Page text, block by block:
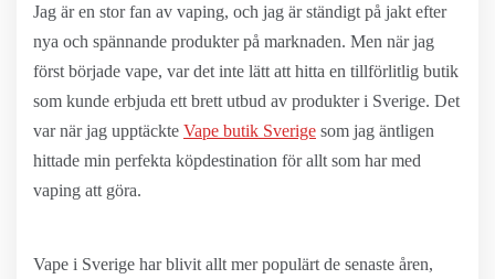
Jag är en stor fan av vaping, och jag är ständigt på jakt efter
nya och spännande produkter på marknaden. Men när jag
först började vape, var det inte lätt att hitta en tillförlitlig butik
som kunde erbjuda ett brett utbud av produkter i Sverige. Det
var när jag upptäckte Vape butik Sverige som jag äntligen
hittade min perfekta köpdestination för allt som har med
vaping att göra.
Vape i Sverige har blivit allt mer populärt de senaste åren,